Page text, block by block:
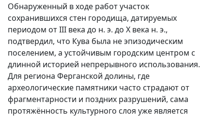
Обнаруженный в ходе работ участок
сохранившихся стен городища, датируемых
периодом от III века до н. э. до X века н. э.,
подтвердил, что Кува была не эпизодическим
поселением, а устойчивым городским центром с
длинной историей непрерывного использования.
Для региона Ферганской долины, где
археологические памятники часто страдают от
фрагментарности и поздних разрушений, сама
протяжённость культурного слоя уже является